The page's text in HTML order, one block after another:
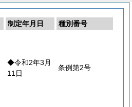
制定年月日
種別番号
◆令和2年3月
11日
条例第2号